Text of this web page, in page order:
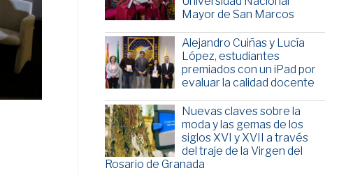
Mayor de San Marcos
Alejandro Cuiñas y Lucía
López, estudiantes
premiados con un iPad por
evaluar la calidad docente
Nuevas claves sobre la
moda y las gemas de los
siglos XVI y XVII a través
del traje de la Virgen del
Rosario de Granada